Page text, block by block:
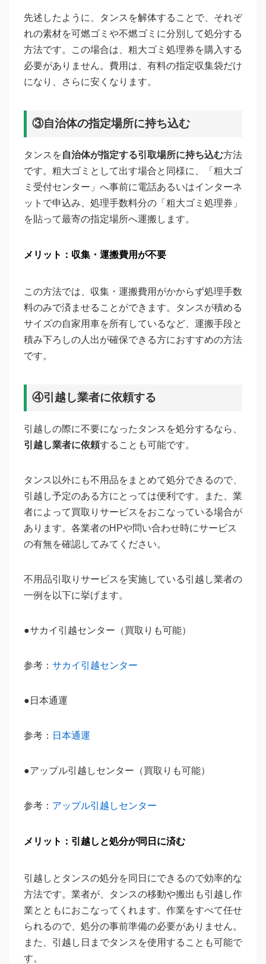
先述したように、タンスを解体することで、それぞ
れの素材を可燃ゴミや不燃ゴミに分別して処分する
方法です。この場合は、粗大ゴミ処理券を購入する
必要がありません。費用は、有料の指定収集袋だけ
になり、さらに安くなります。
③自治体の指定場所に持ち込む
タンスを自治体が指定する引取場所に持ち込む方法
です。粗大ゴミとして出す場合と同様に、「粗大ゴ
ミ受付センター」へ事前に電話あるいはインターネ
ットで申込み、処理手数料分の「粗大ゴミ処理券」
を貼って最寄の指定場所へ運搬します。
メリット：収集・運搬費用が不要
この方法では、収集・運搬費用がかからず処理手数
料のみで済ませることができます。タンスが積める
サイズの自家用車を所有しているなど、運搬手段と
積み下ろしの人出が確保できる方におすすめの方法
です。
④引越し業者に依頼する
引越しの際に不要になったタンスを処分するなら、
引越し業者に依頼することも可能です。
タンス以外にも不用品をまとめて処分できるので、
引越し予定のある方にとっては便利です。また、業
者によって買取りサービスをおこなっている場合が
あります。各業者のHPや問い合わせ時にサービス
の有無を確認してみてください。
不用品引取りサービスを実施している引越し業者の
一例を以下に挙げます。
●サカイ引越センター（買取りも可能）
参考： サカイ引越センター
●日本通運
参考： 日本通運
●アップル引越しセンター（買取りも可能）
参考： アップル引越しセンター
メリット：引越しと処分が同日に済む
引越しとタンスの処分を同日にできるので効率的な
方法です。業者が、タンスの移動や搬出も引越し作
業とともにおこなってくれます。作業をすべて任せ
られるので、処分の事前準備の必要がありません。
また、引越し日までタンスを使用することも可能で
す。